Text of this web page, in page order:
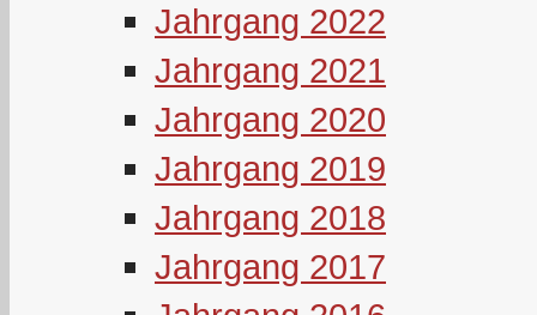
Jahrgang 2022
Jahrgang 2021
Jahrgang 2020
Jahrgang 2019
Jahrgang 2018
Jahrgang 2017